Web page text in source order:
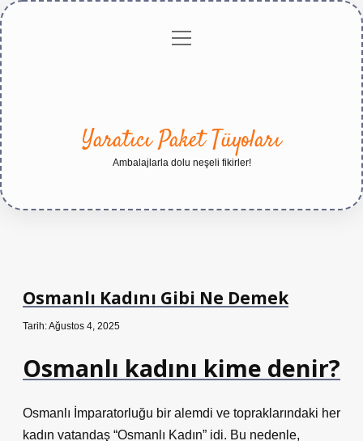
Gizlilikmenüyü
Yaratıcı Paket Tüyoları
Ambalajlarla dolu neşeli fikirler!
Osmanlı Kadını Gibi Ne Demek
Tarih: Ağustos 4, 2025
Osmanlı kadını kime denir?
Osmanlı İmparatorluğu bir alemdi ve topraklarındaki her
kadın vatandaş “Osmanlı Kadın” idi. Bu nedenle,